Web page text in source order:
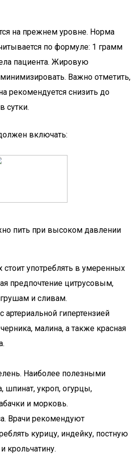
на прежнем уровне. Норма
по формуле: 1 грамм
пациента. Жировую
Важно отметить,
рекомендуется снизить до
сутки.
включать:
пить при высоком давлении
употреблять в умеренных
предпочтение цитрусовым,
и сливам.
гипертензией
малина, а также красная
Наиболее полезными
шпинат, укроп, огурцы,
и морковь.
Врачи рекомендуют
курицу, индейку, постную
крольчатину.